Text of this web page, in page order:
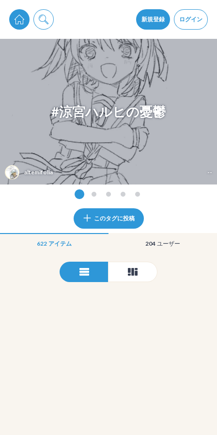
新規登録 ログイン
pixiv Sketchは2024年5月28日付で プライパシーポリシーを改定しました。
通知を受け取るにはここをクリックします
pixiv Sketchアプリでさらに快適に！
アプリをインストール
#涼宮ハルヒの憂鬱
altemifolia --
このタグに投稿
622 アイテム 204 ユーザー